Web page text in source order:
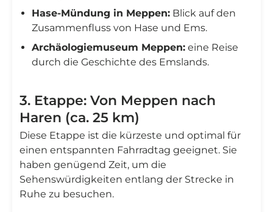
Hase-Mündung in Meppen: Blick auf den
Zusammenfluss von Hase und Ems.
Archäologiemuseum Meppen: eine Reise
durch die Geschichte des Emslands.
3. Etappe: Von Meppen nach
Haren (ca. 25 km)
Diese Etappe ist die kürzeste und optimal für
einen entspannten Fahrradtag geeignet. Sie
haben genügend Zeit, um die
Sehenswürdigkeiten entlang der Strecke in
Ruhe zu besuchen.